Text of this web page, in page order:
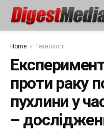
Home Технології
проти раку
пухлини у
–